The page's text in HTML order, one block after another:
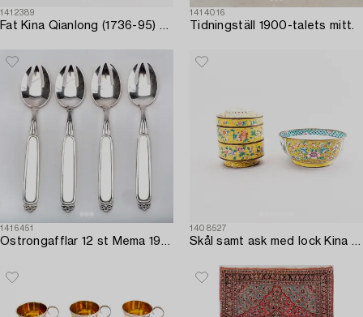
1412389
Fat Kina Qianlong (1736-95) porslin.
1414016
Tidningställ 1900-talets mitt.
1416451
Ostrongafflar 12 st Mema 1900-talets mitt nysilver.
1408527
Skål samt ask med lock Kina 1800-tal cloisonné-arbete.